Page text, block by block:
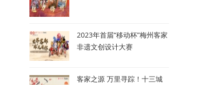
2023年首届“移动杯”梅州客家
非遗文创设计大赛
客家之源 万里寻踪！十三城